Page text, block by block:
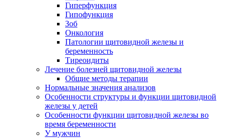
Гиперфункция
Гипофункция
Зоб
Онкология
Патологии щитовидной железы и
беременность
Тиреоидиты
Лечение болезней щитовидной железы
Общие методы терапии
Нормальные значения анализов
Особенности структуры и функции щитовидной
железы у детей
Особенности функции щитовидной железы во
время беременности
У мужчин